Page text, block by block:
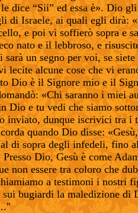
le dice “Sii” ed essa è». Dio
di Israele, ai quali egli dirà:
e poi vi soffierò sopra e
nato e il lebbroso, e
sarà un segno per voi, se
lecite alcune cose che vi
Dio è il Signore mio e il
«Chi saranno i miei
Dio e tu vedi che siamo
inviato, dunque iscrivici tra
quando Dio disse:
di sopra degli infedeli, fino
Dio, Gesù è come
non essere tra coloro che
a testimoni i nostri
bugiardi la maledizione di